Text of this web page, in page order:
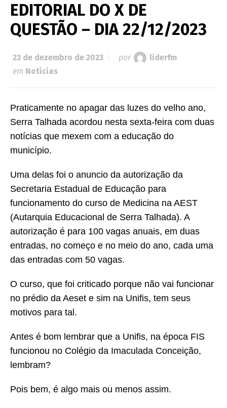
EDITORIAL DO X DE
QUESTÃO – DIA 22/12/2023
23 de dezembro de 2023 por
liderfm
em Notícias
Praticamente no apagar das luzes do velho ano,
Serra Talhada acordou nesta sexta-feira com duas
notícias que mexem com a educação do
município.
Uma delas foi o anuncio da autorização da
Secretaria Estadual de Educação para
funcionamento do curso de Medicina na AEST
(Autarquia Educacional de Serra Talhada). A
autorização é para 100 vagas anuais, em duas
entradas, no começo e no meio do ano, cada uma
das entradas com 50 vagas.
O curso, que foi criticado porque não vai funcionar
no prédio da Aeset e sim na Unifis, tem seus
motivos para tal.
Antes é bom lembrar que a Unifis, na época FIS
funcionou no Colégio da Imaculada Conceição,
lembram?
Pois bem, é algo mais ou menos assim.